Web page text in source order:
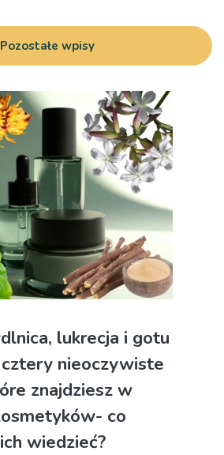
Pozostałe wpisy
lukrecja i gotu
nieoczywiste
znajdziesz w
co
wiedzieć?